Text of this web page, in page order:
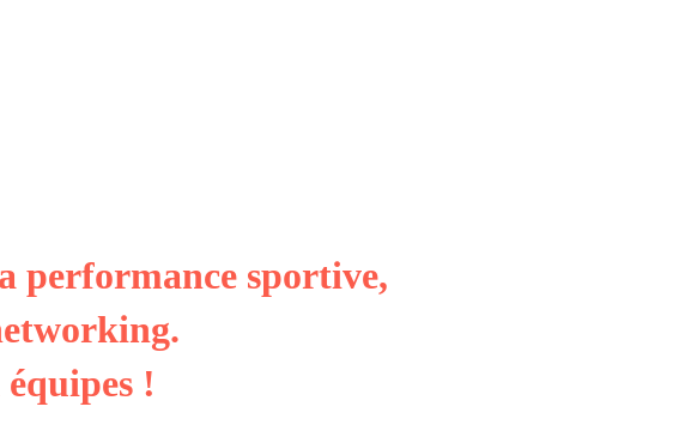
performance sportive,
!